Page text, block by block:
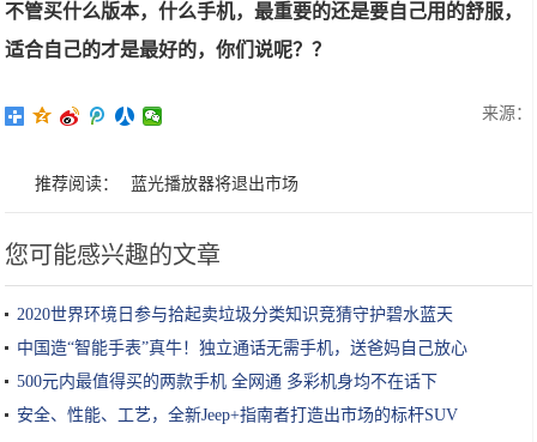
不管买什么版本，什么手机，最重要的还是要自己用的舒服，
适合自己的才是最好的，你们说呢？？
来源：
推荐阅读： 蓝光播放器将退出市场
您可能感兴趣的文章
2020世界环境日参与拾起卖垃圾分类知识竞猜守护碧水蓝天
中国造“智能手表”真牛！独立通话无需手机，送爸妈自己放心
500元内最值得买的两款手机 全网通 多彩机身均不在话下
安全、性能、工艺，全新Jeep+指南者打造出市场的标杆SUV